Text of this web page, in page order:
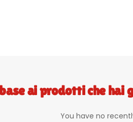
ai prodotti che hai
You have no